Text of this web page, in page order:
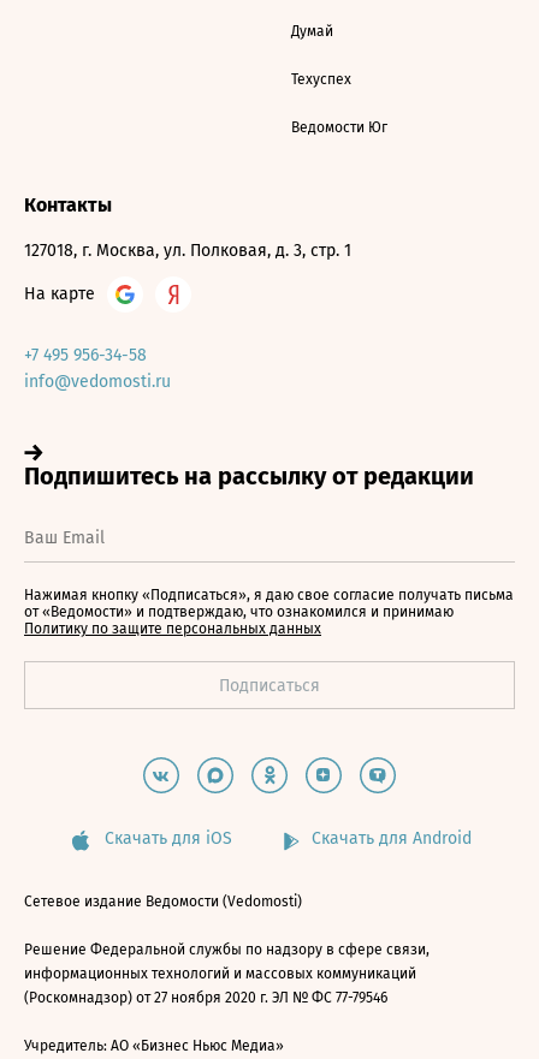
Думай
Техуспех
Ведомости Юг
Контакты
127018, г. Москва, ул. Полковая, д. 3, стр. 1
На карте
+7 495 956-34-58
info@vedomosti.ru
Нажимая кнопку «Подписаться», я даю свое согласие получать письма
от «Ведомости» и подтверждаю, что ознакомился и принимаю
Политику по защите персональных данных
Скачать для iOS Скачать для Android
Сетевое издание Ведомости (Vedomosti)
Решение Федеральной службы по надзору в сфере связи,
информационных технологий и массовых коммуникаций
(Роскомнадзор) от 27 ноября 2020 г. ЭЛ № ФС 77-79546
Учредитель: АО «Бизнес Ньюс Медиа»